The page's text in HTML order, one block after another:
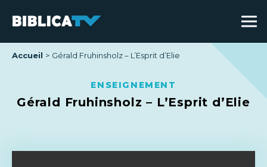
Accueil Gérald Fruhinsholz – L’Esprit d’Elie
ENSEIGNEMENT
Gérald Fruhinsholz – L’Esprit d’Elie